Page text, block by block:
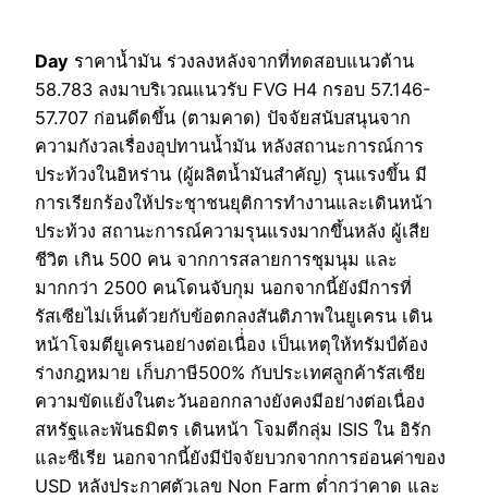
Day ราคาน้ำมัน ร่วงลงหลังจากที่ทดสอบแนวต้าน
58.783 ลงมาบริเวณแนวรับ FVG H4 กรอบ 57.146-
57.707 ก่อนดีดขึ้น (ตามคาด) ปัจจัยสนับสนุนจาก
ความกังวลเรื่องอุปทานน้ำมัน หลังสถานะการณ์การ
ประท้วงในอิหร่าน (ผู้ผลิตน้ำมันสำคัญ) รุนแรงขึ้น มี
การเรียกร้องให้ประชุาชนยุติการทำงานและเดินหน้า
ประท้วง สถานะการณ์ความรุนแรงมากขึ้นหลัง ผู้เสีย
ชีวิต เกิน 500 คน จากการสลายการชุมนุม และ
มากกว่า 2500 คนโดนจับกุม นอกจากนี้ยังมีการที่
รัสเซียไม่เห็นด้วยกับข้อตกลงสันติภาพในยูเครน เดิน
หน้าโจมตียูเครนอย่างต่อเนื่่อง เป็นเหตุให้ทรัมป์ต้อง
ร่างกฎหมาย เก็บภาษี500% กับประเทศลูกค้ารัสเซีย
ความขัดแย้งในตะวันออกกลางยังคงมีอย่างต่อเนื่อง
สหรัฐและพันธมิตร เดินหน้า โจมตีกลุ่ม ISIS ใน อิรัก
และซีเรีย นอกจากนี้ยังมีปัจจัยบวกจากการอ่อนค่าของ
USD หลังประกาศตัวเลข Non Farm ต่ำกว่าคาด และ